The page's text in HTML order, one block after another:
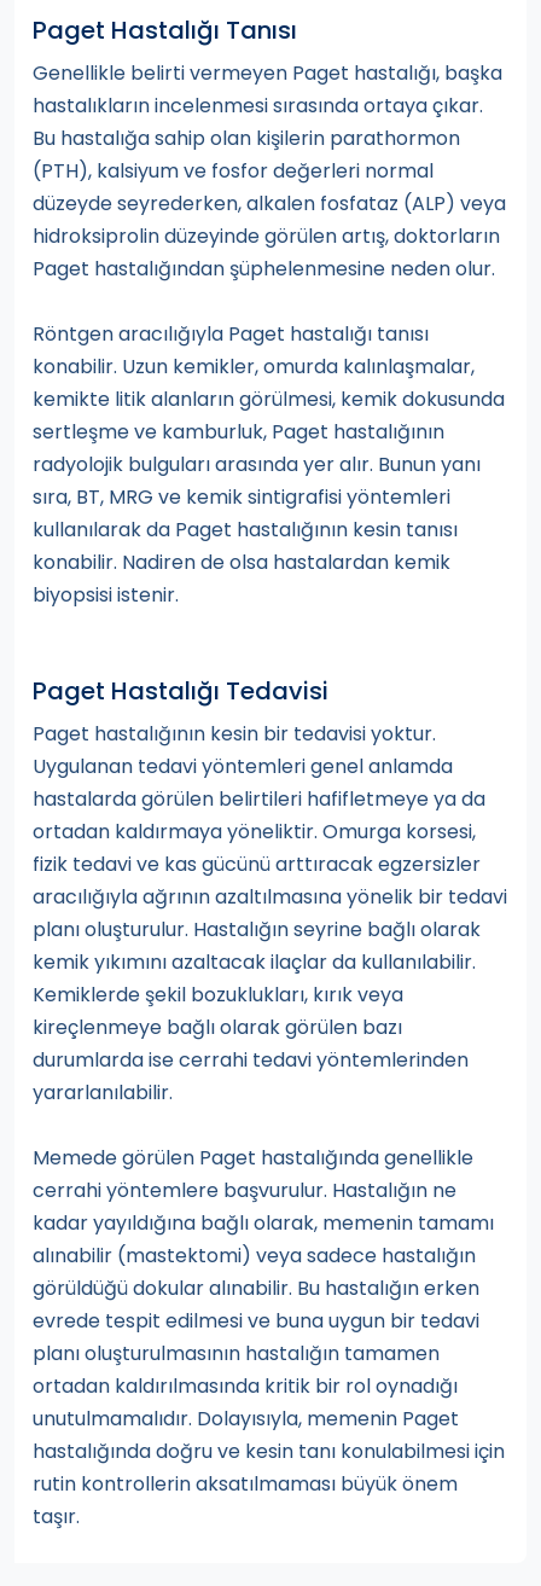
Paget Hastalığı Tanısı
Genellikle belirti vermeyen Paget hastalığı, başka
hastalıkların incelenmesi sırasında ortaya çıkar.
Bu hastalığa sahip olan kişilerin parathormon
(PTH), kalsiyum ve fosfor değerleri normal
düzeyde seyrederken, alkalen fosfataz (ALP) veya
hidroksiprolin düzeyinde görülen artış, doktorların
Paget hastalığından şüphelenmesine neden olur.
Röntgen aracılığıyla Paget hastalığı tanısı
konabilir. Uzun kemikler, omurda kalınlaşmalar,
kemikte litik alanların görülmesi, kemik dokusunda
sertleşme ve kamburluk, Paget hastalığının
radyolojik bulguları arasında yer alır. Bunun yanı
sıra, BT, MRG ve kemik sintigrafisi yöntemleri
kullanılarak da Paget hastalığının kesin tanısı
konabilir. Nadiren de olsa hastalardan kemik
biyopsisi istenir.
Paget Hastalığı Tedavisi
Paget hastalığının kesin bir tedavisi yoktur.
Uygulanan tedavi yöntemleri genel anlamda
hastalarda görülen belirtileri hafifletmeye ya da
ortadan kaldırmaya yöneliktir. Omurga korsesi,
fizik tedavi ve kas gücünü arttıracak egzersizler
aracılığıyla ağrının azaltılmasına yönelik bir tedavi
planı oluşturulur. Hastalığın seyrine bağlı olarak
kemik yıkımını azaltacak ilaçlar da kullanılabilir.
Kemiklerde şekil bozuklukları, kırık veya
kireçlenmeye bağlı olarak görülen bazı
durumlarda ise cerrahi tedavi yöntemlerinden
yararlanılabilir.
Memede görülen Paget hastalığında genellikle
cerrahi yöntemlere başvurulur. Hastalığın ne
kadar yayıldığına bağlı olarak, memenin tamamı
alınabilir (mastektomi) veya sadece hastalığın
görüldüğü dokular alınabilir. Bu hastalığın erken
evrede tespit edilmesi ve buna uygun bir tedavi
planı oluşturulmasının hastalığın tamamen
ortadan kaldırılmasında kritik bir rol oynadığı
unutulmamalıdır. Dolayısıyla, memenin Paget
hastalığında doğru ve kesin tanı konulabilmesi için
rutin kontrollerin aksatılmaması büyük önem
taşır.